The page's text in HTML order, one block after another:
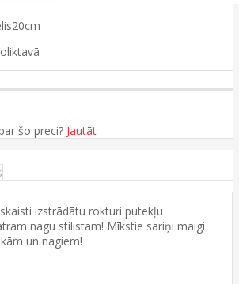
šo preci? Jautāt
izstrādātu rokturi putekļu
nagu stilistam! Mīkstie sariņi maigi
un nagiem!